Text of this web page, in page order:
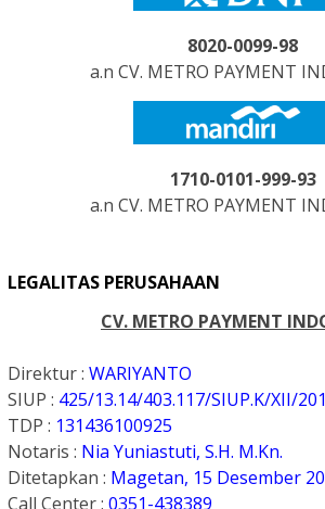
8020-0099-98
a.n CV. METRO PAYMENT
1710-0101-999-93
a.n CV. METRO PAYMENT
LEGALITAS PERUSAHAAN
CV. METRO PAYMENT
Direktur : WARIYANTO
SIUP : 425/13.14/403.117/SIUP.K/XII/
TDP : 131436100925
Notaris : Nia Yuniastuti, S.H. M.Kn.
Ditetapkan : Magetan, 15 Desember
Call Center : 0351-438389